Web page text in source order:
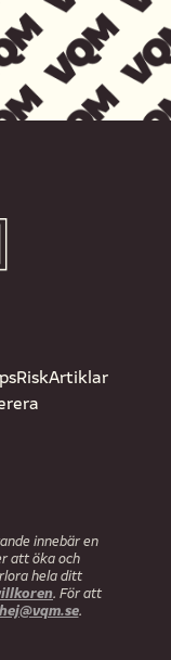
RiskArtiklar
innebär en
att öka och
hela ditt
. För att
hej@vqm.se.